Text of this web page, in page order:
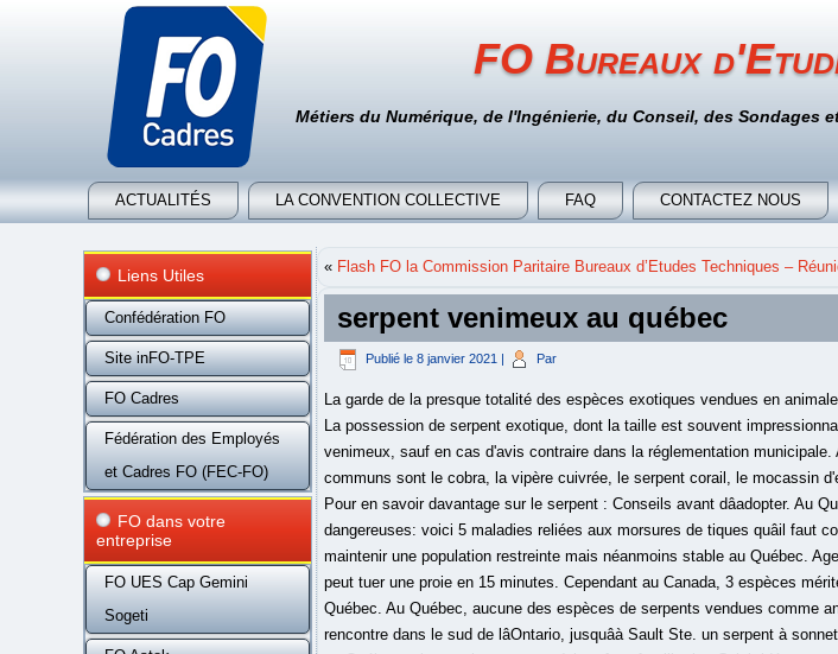
FO Bureaux
Métiers du Numérique, de l'Ingénierie, du Conseil, des Sondages
ACTUALITÉS LA CONVENTION COLLECTIVE FAQ CONTACTEZ NOUS
Liens Utiles
Confédération FO
Site inFO-TPE
FO Cadres
Fédération des Employés
et Cadres FO (FEC-FO)
FO dans votre
entreprise
FO UES Cap Gemini
Sogeti
« Flash FO la Commission Paritaire Bureaux d’Etudes Techniques –
serpent venimeux au québec
Publié le 8 janvier 2021 | Par
La garde de la presque totalité des espèces exotiques vendues en
La possession de serpent exotique, dont la taille est souvent
venimeux, sauf en cas d'avis contraire dans la réglementation
communs sont le cobra, la vipère cuivrée, le serpent corail, le mocassin
Pour en savoir davantage sur le serpent : Conseils avant dâadopter. Au
dangereuses: voici 5 maladies reliées aux morsures de tiques quâil faut
maintenir une population restreinte mais néanmoins stable au Québec.
peut tuer une proie en 15 minutes. Cependant au Canada, 3 espèces
Québec. Au Québec, aucune des espèces de serpents vendues comme
rencontre dans le sud de lâOntario, jusquâà Sault Ste. un serpent à